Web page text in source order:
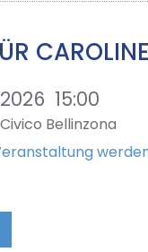
CAROLINE
15:00
Bellinzona